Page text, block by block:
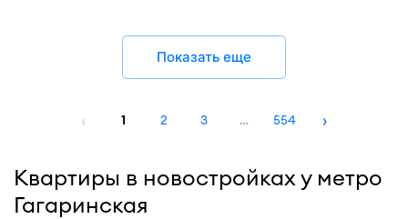
Показать еще
‹ 1 2 3 … 554 ›
Квартиры в новостройках у метро
Гагаринская